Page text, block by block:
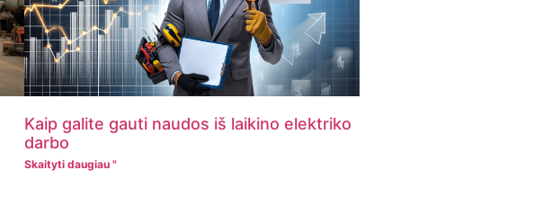
Kaip galite gauti naudos iš laikino elektriko
darbo
Skaityti daugiau "